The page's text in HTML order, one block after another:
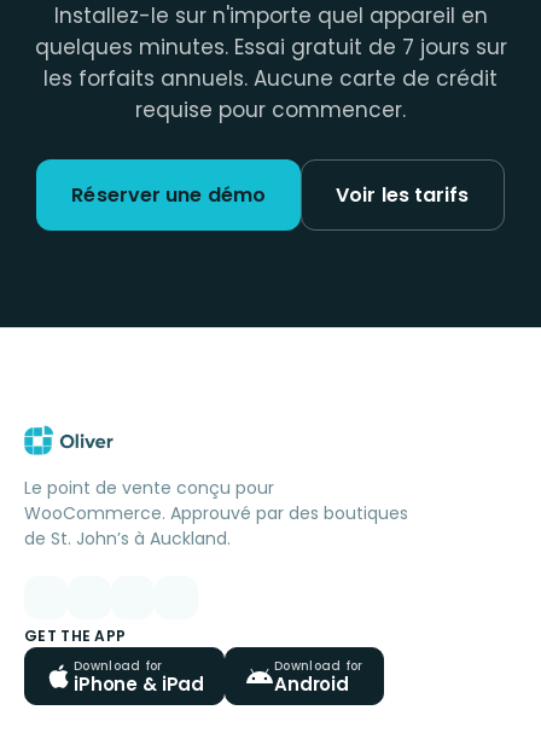
Installez-le sur n'importe quel appareil en
quelques minutes. Essai gratuit de 7 jours sur
les forfaits annuels. Aucune carte de crédit
requise pour commencer.
Réserver une démo Voir les tarifs
Le point de vente conçu pour
WooCommerce. Approuvé par des boutiques
de St. John’s à Auckland.
GET THE APP
Download for
iPhone & iPad
Download for
Android